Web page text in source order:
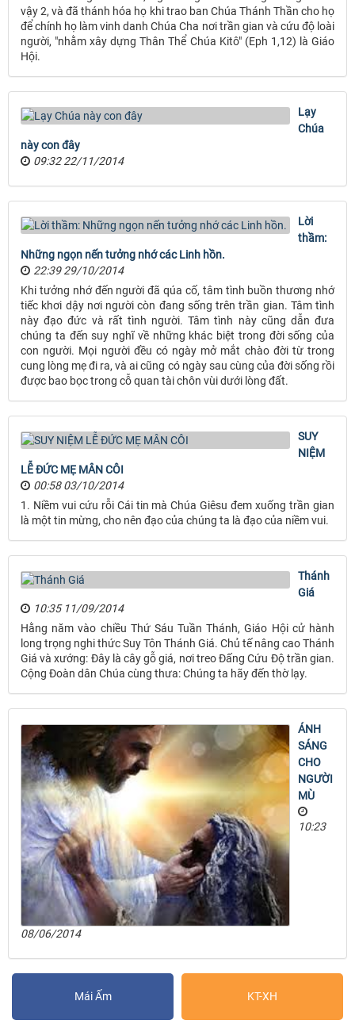
vậy 2, và đã thánh hóa họ khi trao ban Chúa Thánh Thần cho họ
để chính họ làm vinh danh Chúa Cha nơi trần gian và cứu độ loài
người, "nhằm xây dựng Thân Thể Chúa Kitô" (Eph 1,12) là Giáo
Hội.
Lạy
Chúa
này con đây
09:32 22/11/2014
Lời
thầm:
Những ngọn nến tưởng nhớ các Linh hồn.
22:39 29/10/2014
Khi tưởng nhớ đến người đã qúa cố, tâm tình buồn thương nhớ
tiếc khơi dậy nơi người còn đang sống trên trần gian. Tâm tình
này đạo đức và rất tình người. Tâm tình này cũng dẫn đưa
chúng ta đến suy nghĩ về những khác biệt trong đời sống của
con người. Mọi người đều có ngày mở mắt chào đời từ trong
cung lòng mẹ đi ra, và ai cũng có ngày sau cùng của đời sống rồi
được bao bọc trong cỗ quan tài chôn vùi dưới lòng đất.
SUY
NIỆM
LỄ ĐỨC MẸ MÂN CÔI
00:58 03/10/2014
1. Niềm vui cứu rỗi Cái tin mà Chúa Giêsu đem xuống trần gian
là một tin mừng, cho nên đạo của chúng ta là đạo của niềm vui.
Thánh
Giá
10:35 11/09/2014
Hằng năm vào chiều Thứ Sáu Tuần Thánh, Giáo Hội cử hành
long trọng nghi thức Suy Tôn Thánh Giá. Chủ tế nâng cao Thánh
Giá và xướng: Đây là cây gỗ giá, nơi treo Đấng Cứu Độ trần gian.
Cộng Đoàn dân Chúa cùng thưa: Chúng ta hãy đến thờ lạy.
ÁNH
SÁNG
CHO
NGƯỜI
MÙ
10:23
08/06/2014
Mái Ấm KT-XH